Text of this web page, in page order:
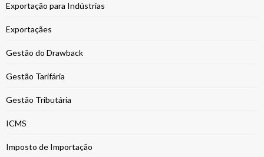
Exportação para Indústrias
Exportaçães
Gestão do Drawback
Gestão Tarifária
Gestão Tributária
ICMS
Imposto de Importação